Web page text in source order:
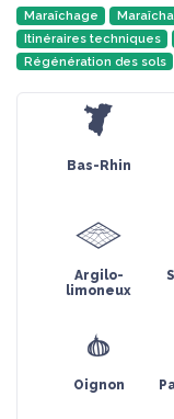
Maraîchage
Itinéraires techniques
Régénération des sols
Bas-Rhin
Argilo-
limoneux
Oignon